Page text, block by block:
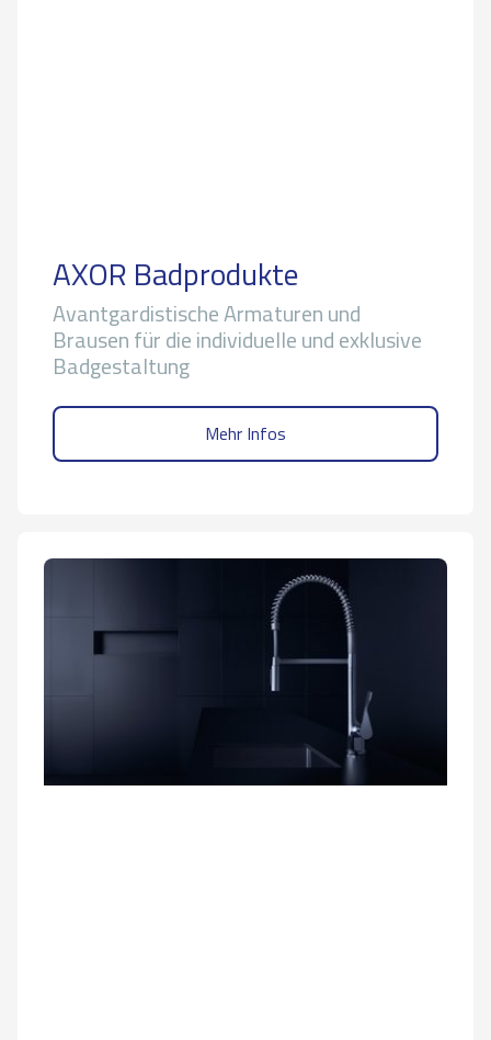
AXOR Badprodukte
Avantgardistische Armaturen und
Brausen für die individuelle und exklusive
Badgestaltung
Mehr Infos